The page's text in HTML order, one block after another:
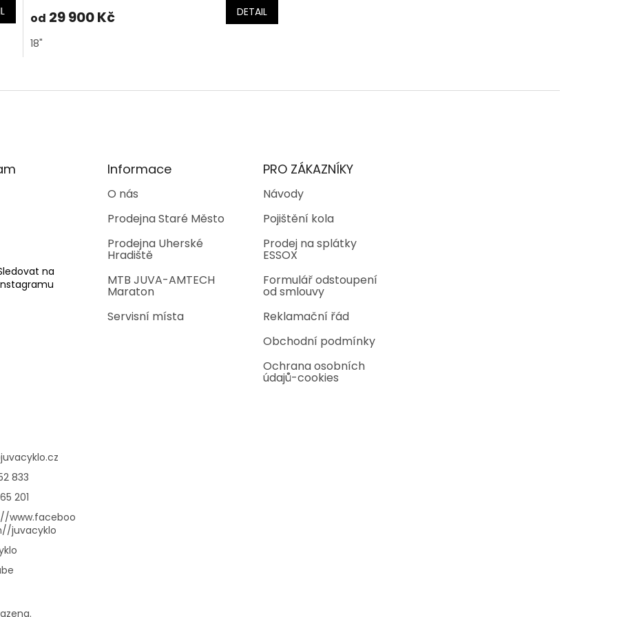
od 29 900 Kč DETAIL
18"
v
í
k
v
p
i
s
u
na
Informace
O nás
Prodejna Staré Město
Prodejna Uherské
Hradiště
MTB JUVA-AMTECH
Maraton
Servisní místa
PRO ZÁKAZNÍKY
Návody
Pojištění kola
Prodej na splátky
ESSOX
Formulář odstoupení
od smlouvy
Reklamační řád
Obchodní podmínky
Ochrana osobních
údajů-cookies
juvacyklo.cz
833
201
www.faceboo
juvacyklo